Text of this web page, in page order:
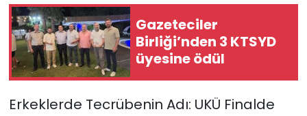
Gazeteciler
Birliği’nden 3 KTSYD
üyesine ödül
Erkeklerde Tecrübenin Adı: UKÜ Finalde